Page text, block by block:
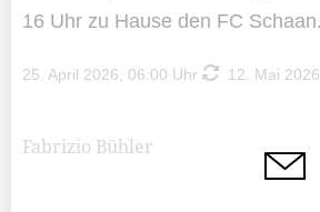
16 Uhr zu Hause den FC Schaan.
25. April 2026, 06:00 Uhr 12. Mai
Fabrizio Bühler